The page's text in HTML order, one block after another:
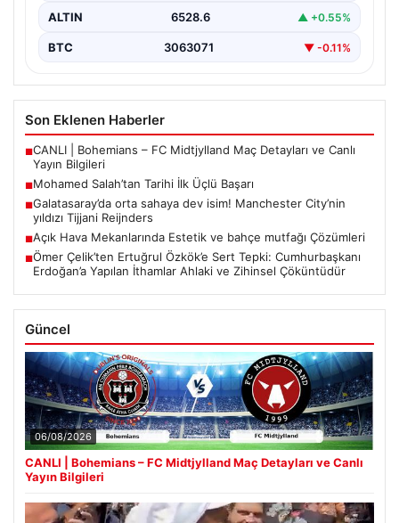
ALTIN 6528.6 ▲ +0.55%
BTC 3063071 ▼ -0.11%
Son Eklenen Haberler
■CANLI | Bohemians – FC Midtjylland Maç Detayları ve Canlı
Yayın Bilgileri
■Mohamed Salah’tan Tarihi İlk Üçlü Başarı
■Galatasaray’da orta sahaya dev isim! Manchester City’nin
yıldızı Tijjani Reijnders
■Açık Hava Mekanlarında Estetik ve bahçe mutfağı Çözümleri
■Ömer Çelik’ten Ertuğrul Özkök’e Sert Tepki: Cumhurbaşkanı
Erdoğan’a Yapılan İthamlar Ahlaki ve Zihinsel Çöküntüdür
Güncel
06/08/2026
CANLI | Bohemians – FC Midtjylland Maç Detayları ve Canlı
Yayın Bilgileri